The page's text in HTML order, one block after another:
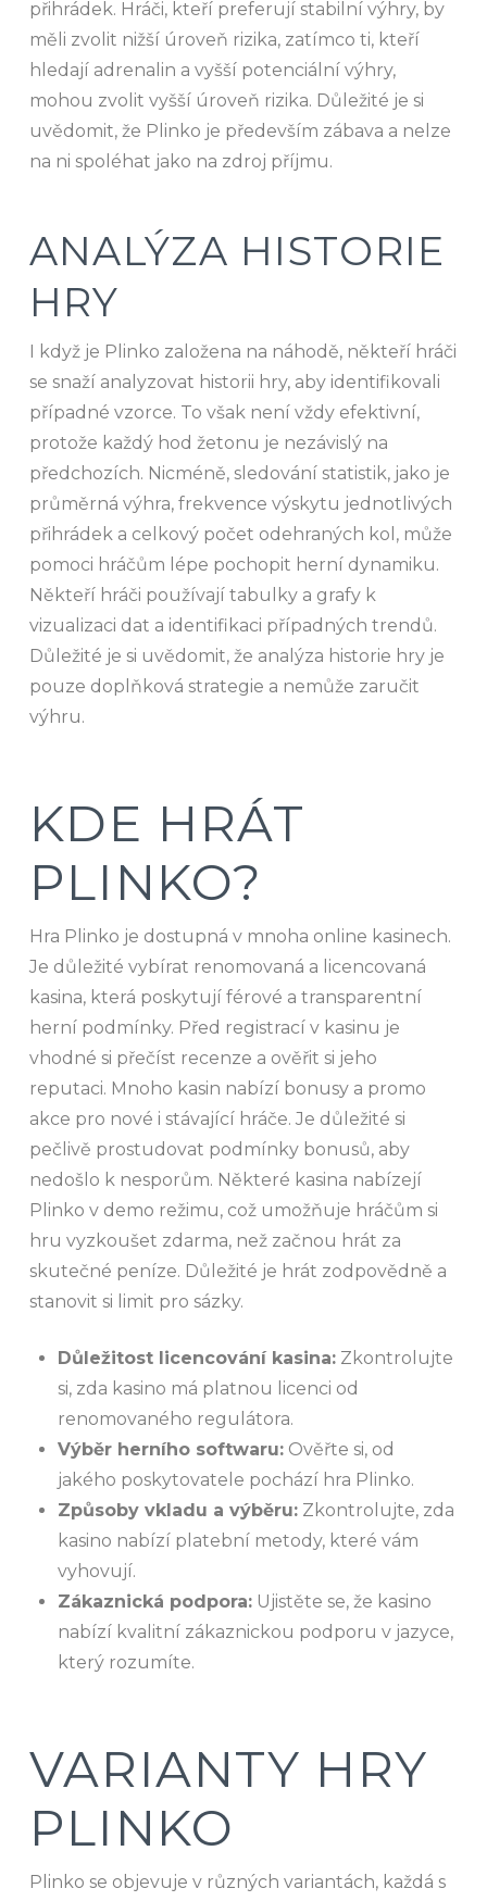
přihrádek. Hráči, kteří preferují stabilní výhry, by
měli zvolit nižší úroveň rizika, zatímco ti, kteří
hledají adrenalin a vyšší potenciální výhry,
mohou zvolit vyšší úroveň rizika. Důležité je si
uvědomit, že Plinko je především zábava a nelze
na ni spoléhat jako na zdroj příjmu.
ANALÝZA HISTORIE
HRY
I když je Plinko založena na náhodě, někteří hráči
se snaží analyzovat historii hry, aby identifikovali
případné vzorce. To však není vždy efektivní,
protože každý hod žetonu je nezávislý na
předchozích. Nicméně, sledování statistik, jako je
průměrná výhra, frekvence výskytu jednotlivých
přihrádek a celkový počet odehraných kol, může
pomoci hráčům lépe pochopit herní dynamiku.
Někteří hráči používají tabulky a grafy k
vizualizaci dat a identifikaci případných trendů.
Důležité je si uvědomit, že analýza historie hry je
pouze doplňková strategie a nemůže zaručit
výhru.
KDE HRÁT
PLINKO?
Hra Plinko je dostupná v mnoha online kasinech.
Je důležité vybírat renomovaná a licencovaná
kasina, která poskytují férové a transparentní
herní podmínky. Před registrací v kasinu je
vhodné si přečíst recenze a ověřit si jeho
reputaci. Mnoho kasin nabízí bonusy a promo
akce pro nové i stávající hráče. Je důležité si
pečlivě prostudovat podmínky bonusů, aby
nedošlo k nesporům. Některé kasina nabízejí
Plinko v demo režimu, což umožňuje hráčům si
hru vyzkoušet zdarma, než začnou hrát za
skutečné peníze. Důležité je hrát zodpovědně a
stanovit si limit pro sázky.
Důležitost licencování kasina: Zkontrolujte
si, zda kasino má platnou licenci od
renomovaného regulátora.
Výběr herního softwaru: Ověřte si, od
jakého poskytovatele pochází hra Plinko.
Způsoby vkladu a výběru: Zkontrolujte, zda
kasino nabízí platební metody, které vám
vyhovují.
Zákaznická podpora: Ujistěte se, že kasino
nabízí kvalitní zákaznickou podporu v jazyce,
který rozumíte.
VARIANTY HRY
PLINKO
Plinko se objevuje v různých variantách, každá s